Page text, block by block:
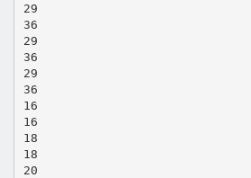
29
36
29
36
29
36
16
16
18
18
20